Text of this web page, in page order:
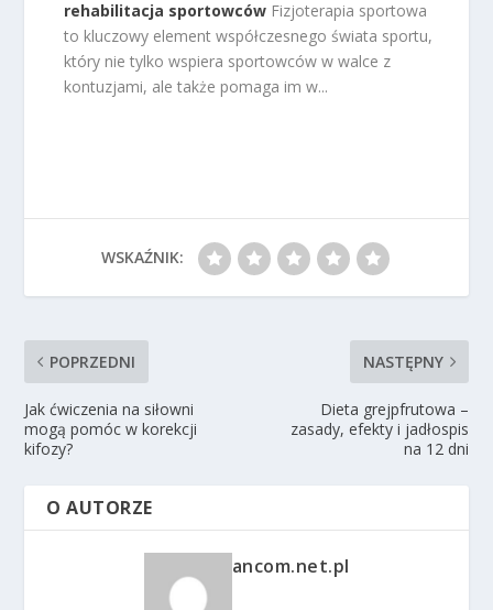
rehabilitacja sportowców Fizjoterapia sportowa
to kluczowy element współczesnego świata sportu,
który nie tylko wspiera sportowców w walce z
kontuzjami, ale także pomaga im w...
WSKAŹNIK:
POPRZEDNI
Jak ćwiczenia na siłowni
mogą pomóc w korekcji
kifozy?
NASTĘPNY
Dieta grejpfrutowa –
zasady, efekty i jadłospis
na 12 dni
O AUTORZE
ancom.net.pl